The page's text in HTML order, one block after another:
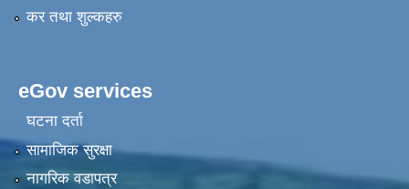
कर तथा शुल्कहरु
eGov services
घटना दर्ता
सामाजिक सुरक्षा
नागरिक वडापत्र